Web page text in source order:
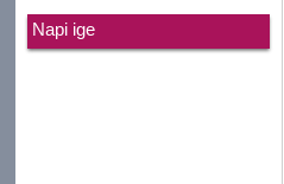
Napi ige